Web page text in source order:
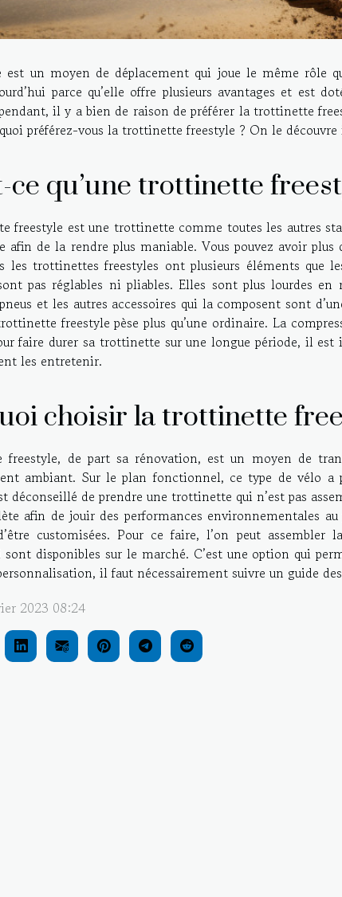
un moyen de déplacement qui joue le même rôle
parce qu’elle offre plusieurs avantages et est
il y a bien de raison de préférer la trottinette
préférez-vous la trottinette freestyle ? On le
ce qu’une trottinette
freestyle est une trottinette comme toutes les autres
afin de la rendre plus maniable. Vous pouvez avoir plus
les trottinettes freestyles ont plusieurs éléments que
pas réglables ni pliables. Elles sont plus lourdes
et les autres accessoires qui la composent sont
freestyle pèse plus qu’une ordinaire. La
faire durer sa trottinette sur une longue période, il
les entretenir.
choisir la trottinette
freestyle, de part sa rénovation, est un moyen de
ambiant. Sur le plan fonctionnel, ce type de vélo a
déconseillé de prendre une trottinette qui n’est pas
afin de jouir des performances environnementales
customisées. Pour ce faire, l’on peut
sont disponibles sur le marché. C’est une option qui
il faut nécessairement suivre un guide
2023 08:24